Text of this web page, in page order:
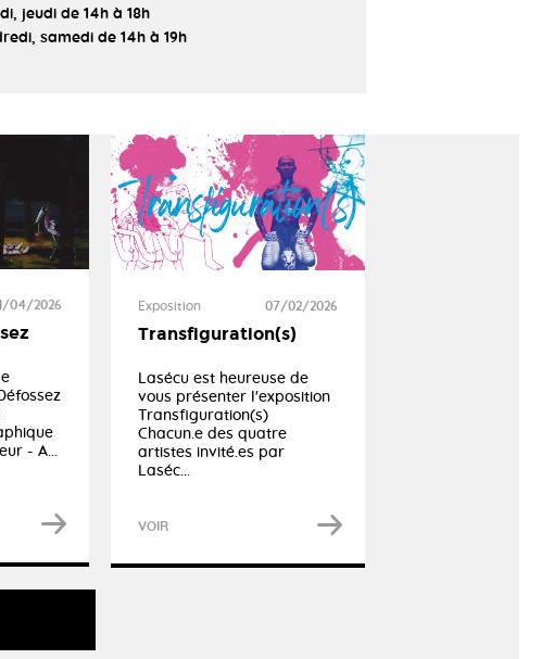
jeudi de 14h à 18h
samedi de 14h à 19h
04/2026
- A...
Exposition 07/02/2026
Transfiguration(s)
Lasécu est heureuse de
vous présenter l'exposition
Transfiguration(s)
Chacun.e des quatre
artistes invité.es par
Laséc...
VOIR